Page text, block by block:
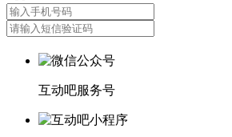
互动吧服务号